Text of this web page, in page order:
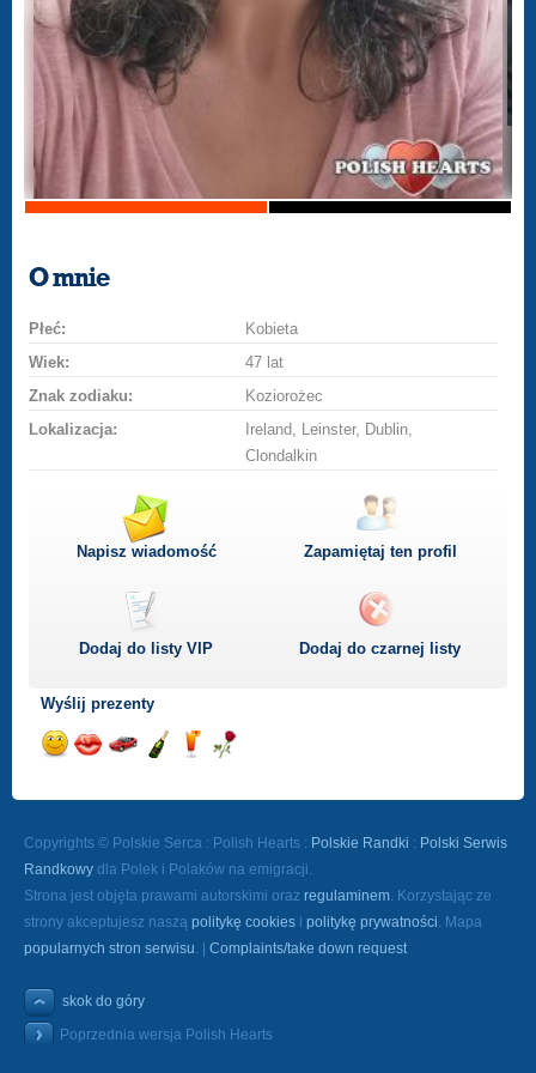
O mnie
Płeć:
Kobieta
Wiek:
47 lat
Znak zodiaku:
Koziorożec
Lokalizacja:
Ireland, Leinster, Dublin,
Clondalkin
Napisz wiadomość Zapamiętaj ten profil
Dodaj do listyVIP Dodaj do czarnej listy
Wyślij prezenty
Copyrights © Polskie Serca : Polish Hearts : Polskie Randki : Polski Serwis
Randkowy dla Polek i Polaków na emigracji.
Strona jest objęta prawami autorskimi oraz regulaminem. Korzystając ze
strony akceptujesz naszą politykę cookies i politykę prywatności. Mapa
popularnych stron serwisu. | Complaints/take down request
skok do góry
Poprzednia wersja Polish Hearts